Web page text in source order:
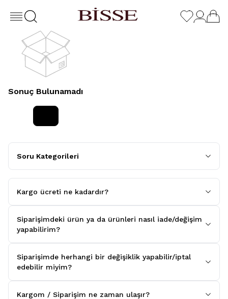
Sonuç Bulunamadı
Soru Kategorileri
Kargo ücreti ne kadardır?
Siparişimdeki ürün ya da ürünleri nasıl iade/değişim
yapabilirim?
Siparişimde herhangi bir değişiklik yapabilir/iptal
edebilir miyim?
Kargom / Siparişim ne zaman ulaşır?